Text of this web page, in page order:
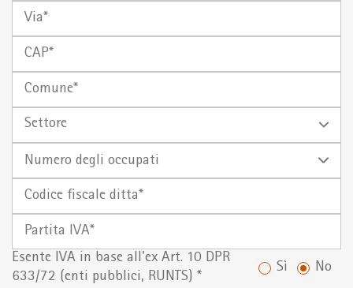
Via
CAP
Comune
Settore
Numero
occupati
Codice
ditta*
Partita
Esente IVA in base all'ex Art. 10 DPR
633/72 (enti pubblici, RUNTS) *
Sì No